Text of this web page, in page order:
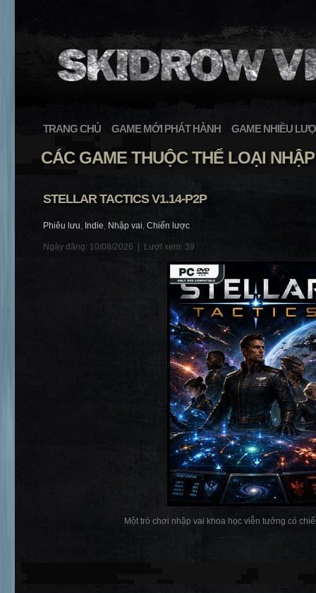
TRANG CHỦ GAME MỚI PHÁT HÀNH GAME NHIỀU
CÁC GAME THUỘC THỂ LOẠI
STELLAR TACTICS V1.14-P2P
Phiêu lưu, Indie, Nhập vai, Chiến lược
Ngày đăng: 10/08/2026 | Lượt xem: 39
Một trò chơi nhập vai khoa học viễn tưởng có